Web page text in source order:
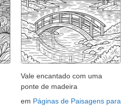
Vale encantado com uma
ponte de madeira
em Páginas de Paisagens para